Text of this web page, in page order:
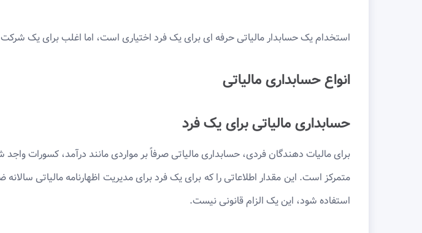
استخدام یک حسابدار مالیاتی حرفه ای برای یک فرد اختیاری است، اما اغلب برای یک
انواع حسابداری مالیاتی
حسابداری مالیاتی برای یک فرد
برای مالیات دهندگان فردی، حسابداری مالیاتی صرفاً بر مواردی مانند درآمد، کسورات واجد
متمرکز است. این مقدار اطلاعاتی را که برای یک فرد برای مدیریت اظهارنامه مالیاتی
استفاده شود، این یک الزام قانونی نیست.